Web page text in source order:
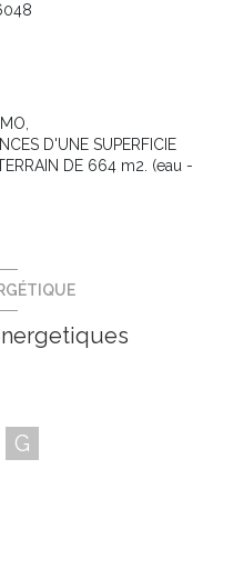
D'UNE SUPERFICIE
DE 664 m2. (eau -
G